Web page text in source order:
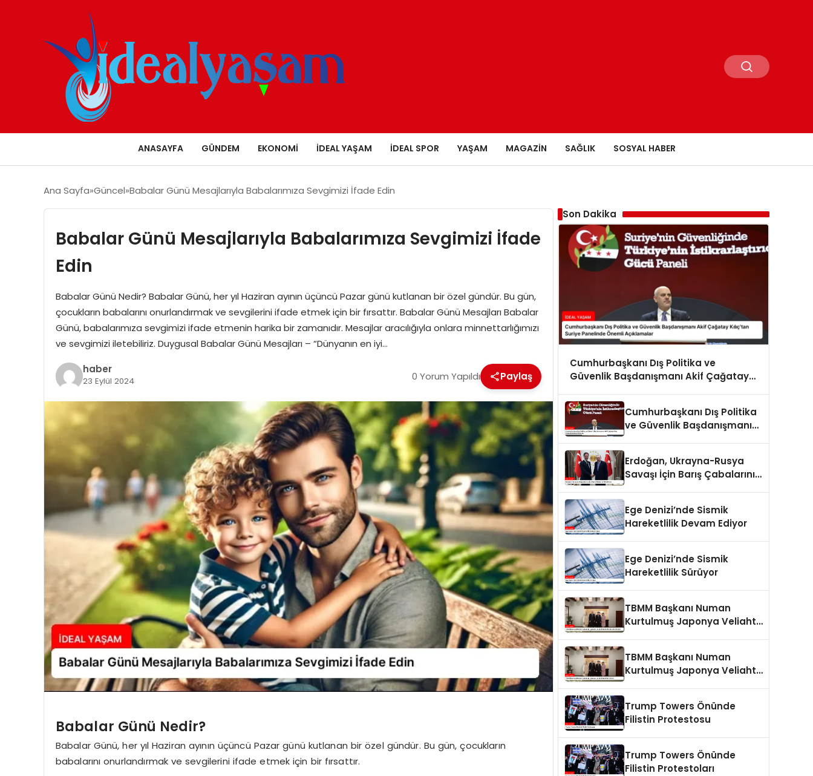
ANASAYFA GÜNDEM EKONOMI İDEAL YAŞAM İDEAL SPOR YAŞAM MAGAZIN SAĞLIK SOSYAL HABER
Ana Sayfa Güncel Babalar Günü Mesajlarıyla Babalarımıza Sevgimizi İfade Edin
Babalar Günü Mesajlarıyla Babalarımıza Sevgimizi İfade
Edin
Babalar Günü Nedir? Babalar Günü, her yıl Haziran ayının üçüncü Pazar günü kutlanan bir özel gündür. Bu gün,
çocukların babalarını onurlandırmak ve sevgilerini ifade etmek için bir fırsattır. Babalar Günü Mesajları Babalar
Günü, babalarımıza sevgimizi ifade etmenin harika bir zamanıdır. Mesajlar aracılığıyla onlara minnettarlığımızı
ve sevgimizi iletebiliriz. Duygusal Babalar Günü Mesajları – “Dünyanın en iyi…
haber
23 Eylül 2024 0 Yorum Yapıldı Paylaş
Babalar Günü Nedir?
Babalar Günü, her yıl Haziran ayının üçüncü Pazar günü kutlanan bir özel gündür. Bu gün, çocukların
babalarını onurlandırmak ve sevgilerini ifade etmek için bir fırsattır.
Son Dakika
Cumhurbaşkanı Dış Politika ve
Güvenlik Başdanışmanı Akif Çağatay
Açıklamalar
Cumhurbaşkanı Dış Politika
ve Güvenlik Başdanışmanı
Erdoğan, Ukrayna-Rusya
Savaşı İçin Barış Çabalarını
Ege Denizi’nde Sismik
Hareketlilik Devam Ediyor
Ege Denizi’nde Sismik
Hareketlilik Sürüyor
TBMM Başkanı Numan
Kurtulmuş Japonya Veliaht
TBMM Başkanı Numan
Kurtulmuş Japonya Veliaht
Trump Towers Önünde
Filistin Protestosu
Trump Towers Önünde
Filistin Protestoları